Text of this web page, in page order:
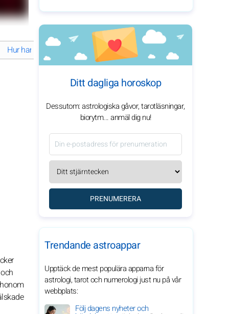
Hur har Andrew Garfield format sin imponerande karriär?
Ditt dagliga horoskop
Dessutom: astrologiska gåvor, tarotläsningar,
biorytm... anmäl dig nu!
PRENUMERERA
Trendande astroappar
Upptäck de mest populära apparna för
astrologi, tarot och numerologi just nu på vår
webbplats:
Följ dagens nyheter och